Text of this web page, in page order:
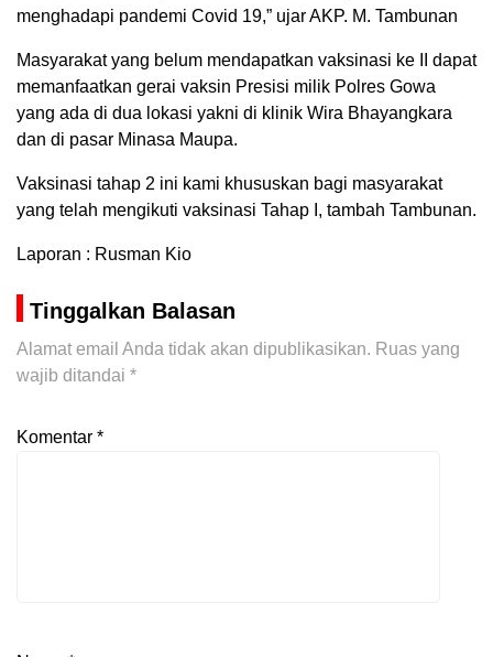
menghadapi pandemi Covid 19,” ujar AKP. M. Tambunan
Masyarakat yang belum mendapatkan vaksinasi ke II dapat
memanfaatkan gerai vaksin Presisi milik Polres Gowa
yang ada di dua lokasi yakni di klinik Wira Bhayangkara
dan di pasar Minasa Maupa.
Vaksinasi tahap 2 ini kami khususkan bagi masyarakat
yang telah mengikuti vaksinasi Tahap I, tambah Tambunan.
Laporan : Rusman Kio
Tinggalkan Balasan
Alamat email Anda tidak akan dipublikasikan. Ruas yang
wajib ditandai *
Komentar *